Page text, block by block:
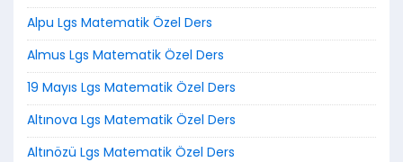
Alpu Lgs Matematik Özel Ders
Almus Lgs Matematik Özel Ders
19 Mayıs Lgs Matematik Özel Ders
Altınova Lgs Matematik Özel Ders
Altınözü Lgs Matematik Özel Ders